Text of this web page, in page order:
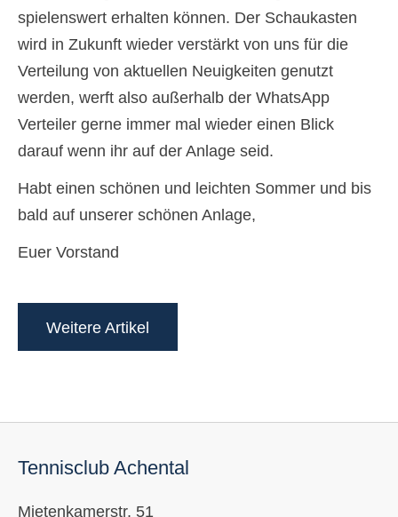
spielenswert erhalten können. Der Schaukasten
wird in Zukunft wieder verstärkt von uns für die
Verteilung von aktuellen Neuigkeiten genutzt
werden, werft also außerhalb der WhatsApp
Verteiler gerne immer mal wieder einen Blick
darauf wenn ihr auf der Anlage seid.
Habt einen schönen und leichten Sommer und bis
bald auf unserer schönen Anlage,
Euer Vorstand
Weitere Artikel
Tennisclub Achental
Mietenkamerstr. 51